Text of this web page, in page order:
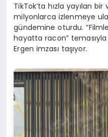
TikTok’ta hızla yayılan bir
milyonlarca izlenmeye
gündemine oturdu.
hayatta racon”
Ergen imzası taşıyor.